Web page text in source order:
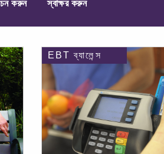
করুন স্বাক্ষর করুন
EBT ব্যালেন্স